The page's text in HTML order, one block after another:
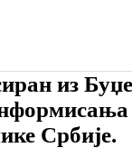
из
Србије.